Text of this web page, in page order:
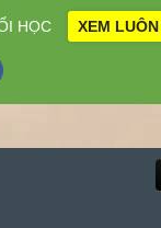
HỌC XEM LUÔN